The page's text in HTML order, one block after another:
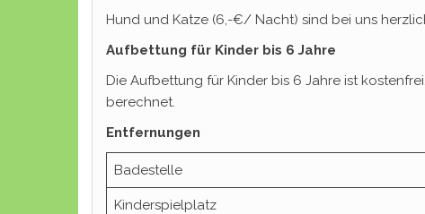
Hund und Katze (6,-€/ Nacht) sind bei uns
Aufbettung für Kinder bis 6 Jahre
Die Aufbettung für Kinder bis 6 Jahre ist
berechnet.
Entfernungen
Badestelle
Kinderspielplatz